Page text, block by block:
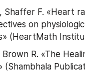
Shaffer F. «Heart
on
(HeartMath
Brown R. «The
(Shambhala